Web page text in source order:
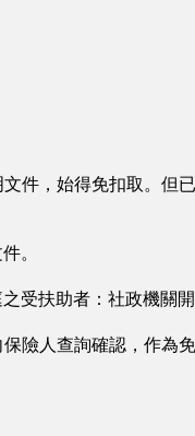
件，始得免扣取。但
。
扶助者：社政機關開
險人查詢確認，作為免